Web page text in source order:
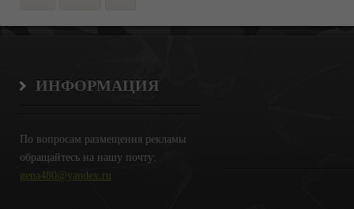
ИНФОРМАЦИЯ
По вопросам размещения рекламы
обращайтесь на нашу почту:
gena480@yandex.ru